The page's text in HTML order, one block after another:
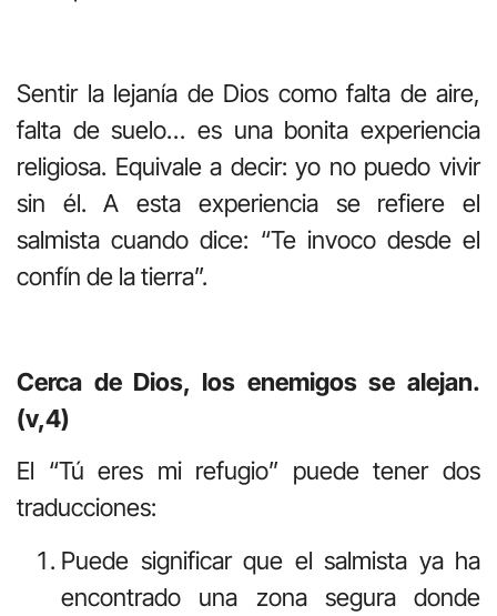
Sentir la lejanía de Dios como falta de aire,
falta de suelo… es una bonita experiencia
religiosa. Equivale a decir: yo no puedo vivir
sin él. A esta experiencia se refiere el
salmista cuando dice: “Te invoco desde el
confín de la tierra”.
Cerca de Dios, los enemigos se alejan.
(v,4)
El “Tú eres mi refugio” puede tener dos
traducciones:
Puede significar que el salmista ya ha
encontrado una zona segura donde